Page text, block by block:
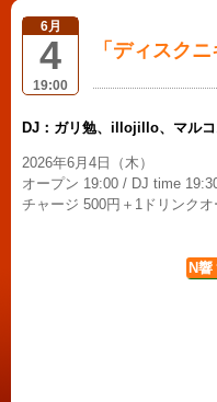
6月
4
19:00
「ディスク
DJ：ガリ勉、illojillo、マル
2026年6月4日（木）
オープン 19:00 / DJ time
チャージ 500円＋1ドリンクオ
N